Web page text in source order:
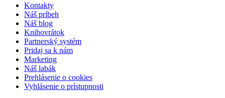
Kontakty
Náš príbeh
Náš blog
Knihovrátok
Partnerský systém
Pridaj sa k nám
Marketing
Náš labák
Prehlásenie o cookies
Vyhlásenie o prístupnosti